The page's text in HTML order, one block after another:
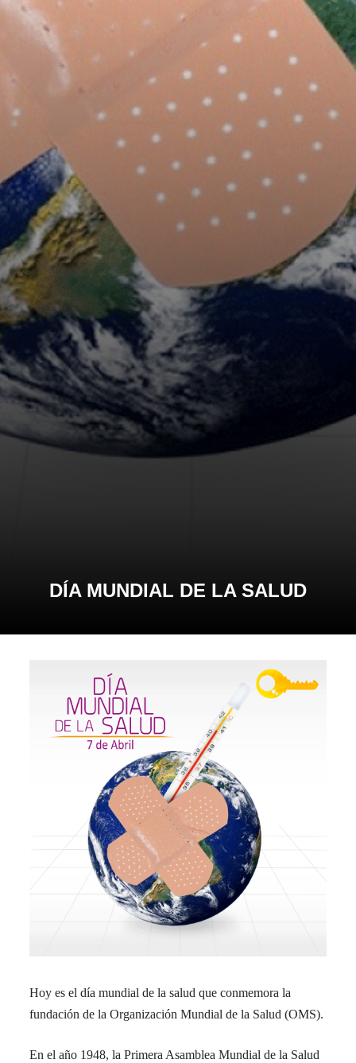
DÍA MUNDIAL DE LA SALUD
Hoy es el día mundial de la salud que conmemora la
fundación de la Organización Mundial de la Salud (OMS).
En el año 1948, la Primera Asamblea Mundial de la Salud